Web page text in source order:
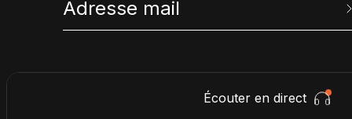
Écouter en direct